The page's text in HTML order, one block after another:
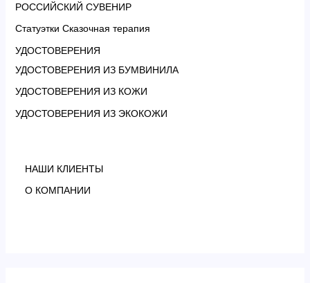
РОССИЙСКИЙ СУВЕНИР
Статуэтки Сказочная терапия
УДОСТОВЕРЕНИЯ
УДОСТОВЕРЕНИЯ ИЗ БУМВИНИЛА
УДОСТОВЕРЕНИЯ ИЗ КОЖИ
УДОСТОВЕРЕНИЯ ИЗ ЭКОКОЖИ
НАШИ КЛИЕНТЫ
О КОМПАНИИ